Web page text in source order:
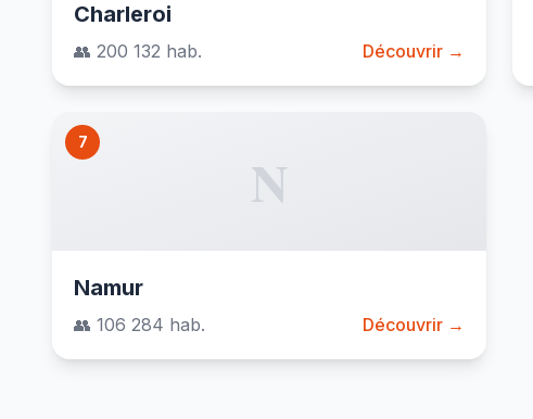
Charleroi
👥 200 132 hab. Découvrir →
7
N
Namur
👥 106 284 hab. Découvrir →